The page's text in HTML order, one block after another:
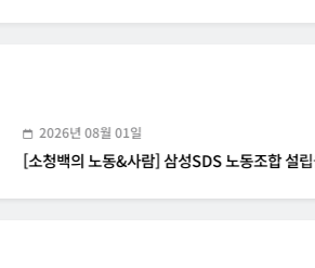
01일
동&사람] 삼성SDS 노동조합 설립을 바라보며